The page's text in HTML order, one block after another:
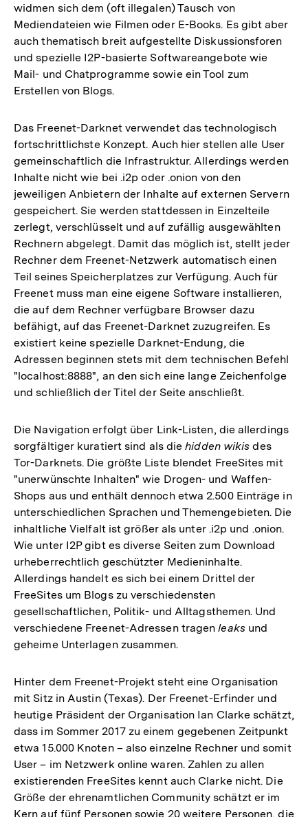
Auflösung
der
Fußnote
widmen sich dem (oft illegalen) Tausch von
Mediendateien wie Filmen oder E-Books. Es gibt aber
auch thematisch breit aufgestellte Diskussionsforen
und spezielle I2P-basierte Softwareangebote wie
Mail- und Chatprogramme sowie ein Tool zum
Erstellen von Blogs.
Das Freenet-Darknet verwendet das technologisch
fortschrittlichste Konzept. Auch hier stellen alle User
gemeinschaftlich die Infrastruktur. Allerdings werden
Inhalte nicht wie bei .i2p oder .onion von den
jeweiligen Anbietern der Inhalte auf externen Servern
gespeichert. Sie werden stattdessen in Einzelteile
zerlegt, verschlüsselt und auf zufällig ausgewählten
Rechnern abgelegt. Damit das möglich ist, stellt jeder
Rechner dem Freenet-Netzwerk automatisch einen
Teil seines Speicherplatzes zur Verfügung. Auch für
Freenet muss man eine eigene Software installieren,
die auf dem Rechner verfügbare Browser dazu
befähigt, auf das Freenet-Darknet zuzugreifen. Es
existiert keine spezielle Darknet-Endung, die
Adressen beginnen stets mit dem technischen Befehl
"localhost:8888", an den sich eine lange Zeichenfolge
und schließlich der Titel der Seite anschließt.
Die Navigation erfolgt über Link-Listen, die allerdings
sorgfältiger kuratiert sind als diehidden wikis des
Tor-Darknets. Die größte Liste blendet FreeSites mit
"unerwünschte Inhalten" wie Drogen- und Waffen-
Shops aus und enthält dennoch etwa 2.500 Einträge in
unterschiedlichen Sprachen und Themengebieten. Die
inhaltliche Vielfalt ist größer als unter .i2p und .onion.
Wie unter I2P gibt es diverse Seiten zum Download
urheberrechtlich geschützter Medieninhalte.
Allerdings handelt es sich bei einem Drittel der
FreeSites um Blogs zu verschiedensten
gesellschaftlichen, Politik- und Alltagsthemen. Und
verschiedene Freenet-Adressen tragenleaksund
geheime Unterlagen zusammen.
Hinter dem Freenet-Projekt steht eine Organisation
mit Sitz in Austin (Texas). Der Freenet-Erfinder und
heutige Präsident der Organisation Ian Clarke schätzt,
dass im Sommer 2017 zu einem gegebenen Zeitpunkt
etwa 15.000 Knoten – also einzelne Rechner und somit
User – im Netzwerk online waren. Zahlen zu allen
existierenden FreeSites kennt auch Clarke nicht. Die
Größe der ehrenamtlichen Community schätzt er im
Kern auf fünf Personen sowie 20 weitere Personen, die